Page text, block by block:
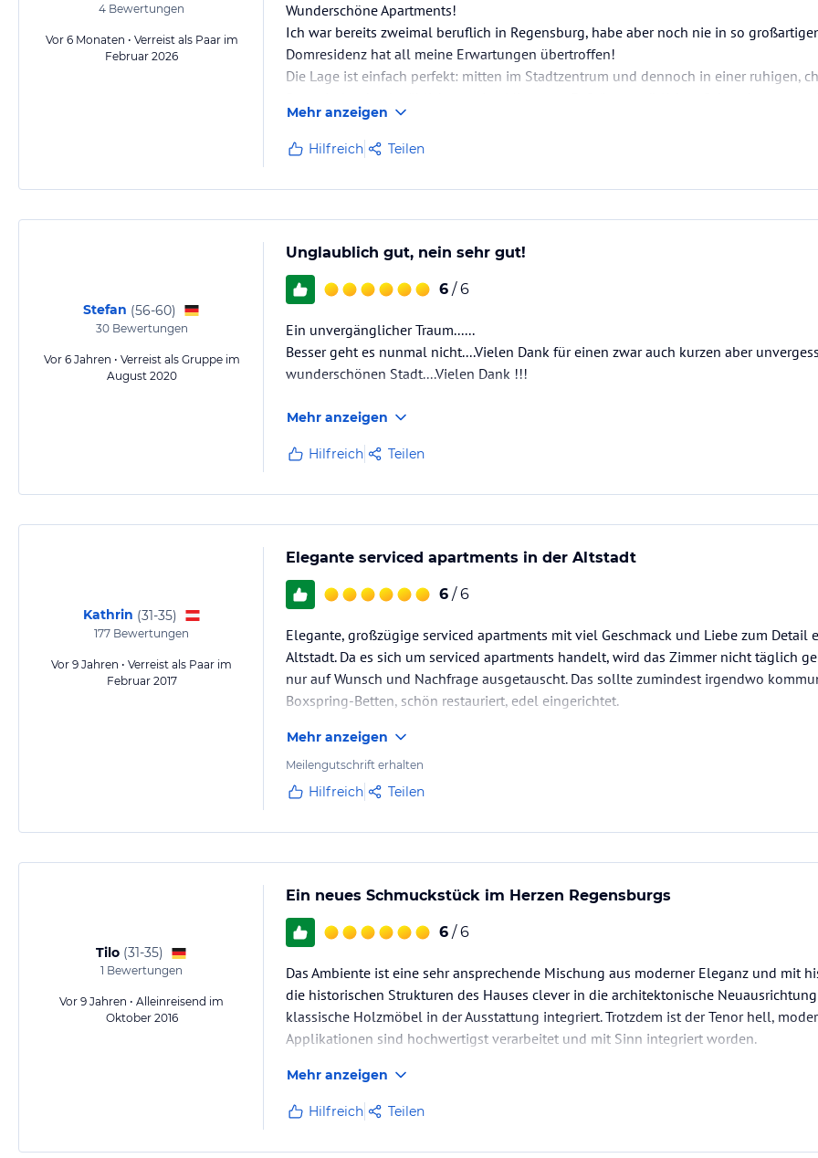
4 Bewertungen
Vor 6 Monaten • Verreist als Paar im
Februar 2026
Wunderschöne Apartments!
Ich war bereits zweimal beruflich in Regensburg, habe aber noch nie in so
Domresidenz hat all meine Erwartungen übertroffen!
Die Lage ist einfach perfekt: mitten im Stadtzentrum und dennoch in einer ruhigen,
Parkmöglichkeiten befinden sich ebenfalls in fußläufiger Entfernung, was äußerst
Besonders hervorheben…
Mehr anzeigen
Hilfreich Teilen
Stefan (56-60)
30Bewertungen
Vor 6 Jahren • Verreist als Gruppe im
August 2020
Unglaublich gut, nein sehr gut!
6 / 6
Ein unvergänglicher Traum......
Besser geht es nunmal nicht....Vielen Dank für einen zwar auch kurzen aber
wunderschönen Stadt....Vielen Dank !!!
Mehr anzeigen
Hilfreich Teilen
Kathrin (31-35)
177 Bewertungen
Vor 9 Jahren • Verreist als Paar im
Februar 2017
Elegante serviced apartments in der Altstadt
6 / 6
Elegante, großzügige serviced apartments mit viel Geschmack und Liebe zum Detail
Altstadt. Da es sich um serviced apartments handelt, wird das Zimmer nicht täglich
nur auf Wunsch und Nachfrage ausgetauscht. Das sollte zumindest irgendwo
Boxspring-Betten, schön restauriert, edel eingerichtet.
Mehr anzeigen
Meilengutschrift erhalten
Hilfreich Teilen
Tilo (31-35)
1 Bewertungen
Vor 9 Jahren • Alleinreisend im
Oktober 2016
Ein neues Schmuckstück im Herzen Regensburgs
6 / 6
Das Ambiente ist eine sehr ansprechende Mischung aus moderner Eleganz und mit
die historischen Strukturen des Hauses clever in die architektonische
klassische Holzmöbel in der Ausstattung integriert. Trotzdem ist der Tenor hell,
Applikationen sind hochwertigst verarbeitet und mit Sinn integriert worden.
Mehr anzeigen
Hilfreich Teilen